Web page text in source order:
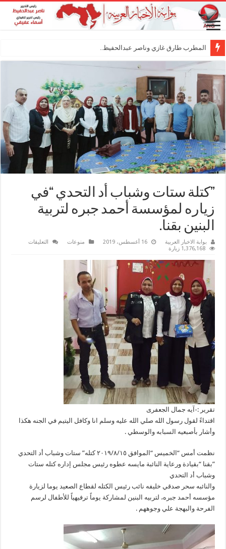
المطرب طارق غازي وناصر عبدالحفيظ.. شراكة فنية ترسم
”كتلة ستات وشباب أد التحدي “في
زياره لمؤسسة أحمد جبره لتربية
البنين بقنا.
بوابة الاخبار العربية 16 أغسطس، 2019 منوعات التعليقات
1,376,168 زيارة
تقرير :-آيه جمال الجعفرى
اقتداءً لقول رسول الله صلي الله عليه وسلم انا وكافل اليتيم في الجنه هكذا
وأشار بأصبعيه السبابه والوسطي .
نظمت أمس “الخميس “الموافق ٢٠١٩/٨/١٥ كتله” ستات وشباب أد التحدي
”بقنا “بقيادة ورعاية النائبة مايسه عطوه رئيس مجلس إداره كتله ستات
وشباب أد التحدي
والنائبه سحر صدقي خليفه نائب رئيس الكتله لقطاع الصعيد يوما لزيارة
مؤسسه أحمد جبره، لتربيه البنين لمشاركة يوماً ترفيهياً للأطفال لرسم
الفرحة والبهجة علي وجوههم .